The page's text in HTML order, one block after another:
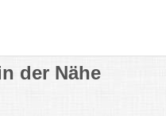
der Nähe